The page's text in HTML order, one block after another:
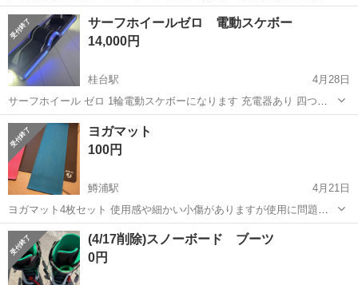
い時には足の部分を立てて収納できます。ハンドルの高さは調整でき
ます。 網走市内に取りに来て頂ける方にお譲りしたいです。 近いうち
に処分予定なので、興味のある方は...
北海道 網走市 フィットネス、トレーニング
レッグマジック
サーフホイールゼロ 電動スケボー
14,000円
桂台駅
4月28日
サーフホイール ゼロ 1輪電動スケボーになります 充電器あり 四つ角
に小さい補助輪ありますがどうしても先端部分こするので傷あります
がひどいものではありません！ マックス18km出ます 2019年製ですが
電池持ちもまぁまぁいい...
北海道 網走市 桂台駅
ヨガマット
100円
鱒浦駅
4月21日
ヨガマット4枚セット 使用感や細かい小傷がありますが使用に問題あ
りません。 南コミセンの駐車場まで取りに来ていただける方にお譲り
します。 ※中古品の為、神経質な方はご遠慮ください。 ※商品の状態
は個人の主観となりますの...
北海道 網走市 鱒浦駅 スポーツ ヨガマット
(4/17削除)スノーボード ブーツ
0円